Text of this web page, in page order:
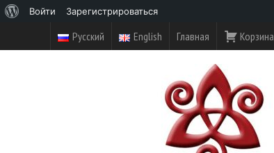
Русский English Главная Корзина
WordPress
Войти Зарегистрироваться